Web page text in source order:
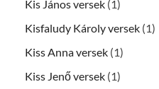
Kis János versek (1)
Kisfaludy Károly versek (1)
Kiss Anna versek (1)
Kiss Jenő versek (1)